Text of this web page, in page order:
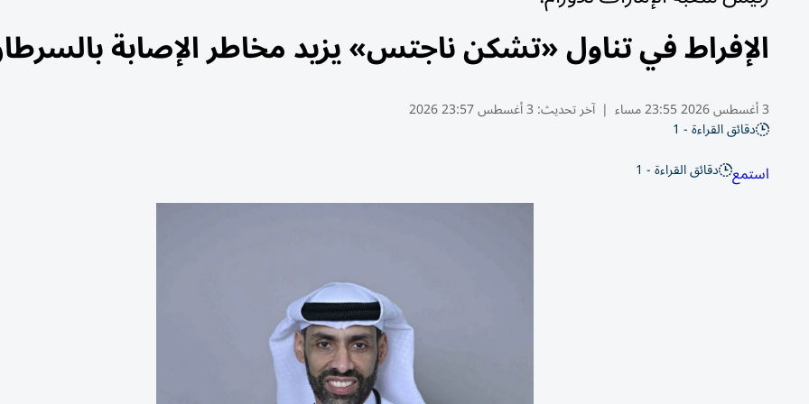
الإفراط في تناول «تشكن ناجتس» يزيد مخاطر الإصابة
3 أغسطس 2026 23:55 مساء | آخر تحديث: 3 أغسطس 23:57 2026
دقائق القراءة - 1
استمع دقائق القراءة - 1